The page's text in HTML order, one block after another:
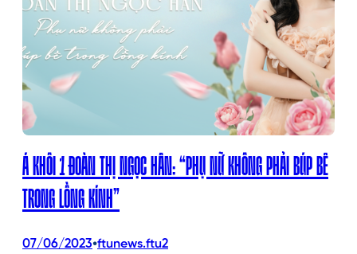
Á KHÔI 1 ĐOÀN THỊ NGỌC HÂN: “PHỤ NỮ KHÔNG PHẢI BÚP BÊ
TRONG LỒNG KÍNH”
07/06/2023•ftunews.ftu2